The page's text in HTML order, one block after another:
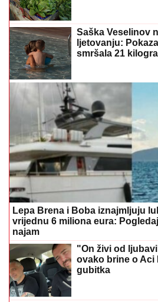
Saška Veselinov
ljetovanju:
smršala 21
Lepa Brena i Boba iznajmljuju
vrijednu 6 miliona eura:
najam
"On živi od
ovako brine o
gubitka